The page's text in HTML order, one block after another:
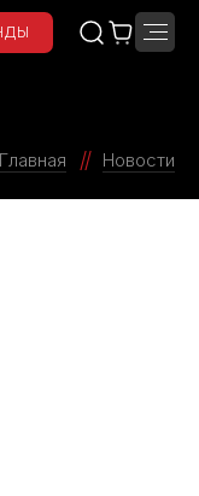
Главная Новости